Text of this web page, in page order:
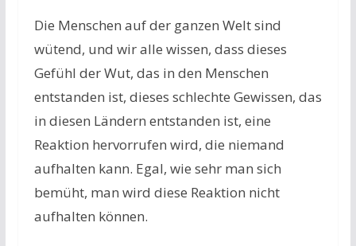
Die Menschen auf der ganzen Welt sind
wütend, und wir alle wissen, dass dieses
Gefühl der Wut, das in den Menschen
entstanden ist, dieses schlechte Gewissen, das
in diesen Ländern entstanden ist, eine
Reaktion hervorrufen wird, die niemand
aufhalten kann. Egal, wie sehr man sich
bemüht, man wird diese Reaktion nicht
aufhalten können.